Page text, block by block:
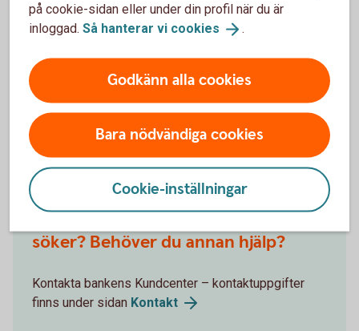
Hittar du inte informationen du
söker? Behöver du annan hjälp?
Kontakta bankens Kundcenter – kontaktuppgifter
finns under sidan Kontakt
Har du
frågor?
på cookie-sidan eller under din profil när du är
inloggad. Så hanterar vi cookies .
Godkänn alla cookies
Bara nödvändiga cookies
Cookie-inställningar